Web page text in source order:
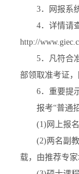
3．网报系统
4．详情请查
http://
5．凡符合准
部领取准考证
6．重要提
报考“普通招
(1)网上报名
(2)两名副教
载，由推荐专